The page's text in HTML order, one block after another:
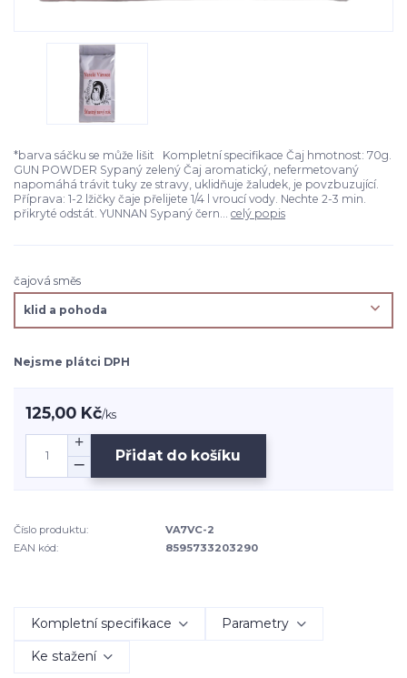
*barva sáčku se může lišit Kompletní specifikace Čaj hmotnost: 70g.
GUN POWDER Sypaný zelený Čaj aromatický, nefermetovaný
napomáhá trávit tuky ze stravy, uklidňuje žaludek, je povzbuzující.
Příprava: 1-2 lžičky čaje přelijete 1/4 l vroucí vody. Nechte 2-3 min.
přikryté odstát. YUNNAN Sypaný čern... celý popis
čajová směs
Nejsme plátci DPH
125,00 Kč/ks
Přidat do košíku
Číslo produktu:
VA7VC-2
EAN kód:
8595733203290
Kompletní specifikace Parametry
Ke stažení